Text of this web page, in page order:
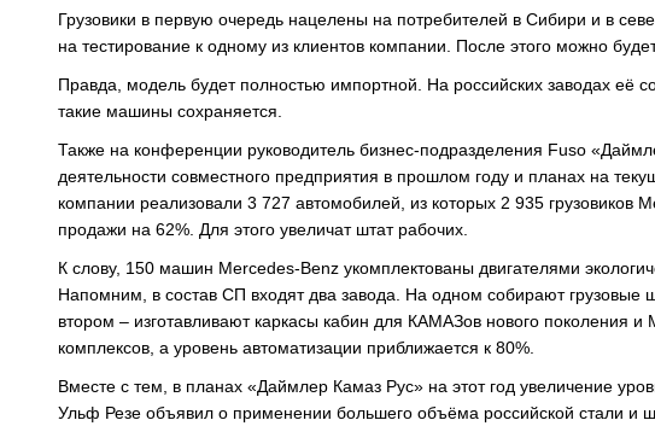
Грузовики в первую очередь нацелены на потребителей в Сибири и в
на тестирование к одному из клиентов компании. После этого можно
Правда, модель будет полностью импортной. На российских заводах её
такие машины сохраняется.
Также на конференции руководитель бизнес-подразделения Fuso
деятельности совместного предприятия в прошлом году и планах на
компании реализовали 3 727 автомобилей, из которых 2 935 грузовиков
продажи на 62%. Для этого увеличат штат рабочих.
К слову, 150 машин Mercedes-Benz укомплектованы двигателями
Напомним, в состав СП входят два завода. На одном собирают грузовые
втором – изготавливают каркасы кабин для КАМАЗов нового поколения
комплексов, а уровень автоматизации приближается к 80%.
Вместе с тем, в планах «Даймлер Камаз Рус» на этот год увеличение
Ульф Резе объявил о применении большего объёма российской стали и